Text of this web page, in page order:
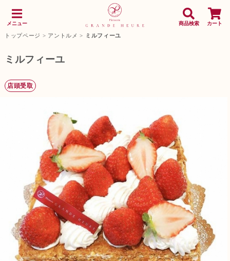
メニュー 商品検索 カート
トップページ > アントルメ > ミルフィーユ
ミルフィーユ
店頭受取